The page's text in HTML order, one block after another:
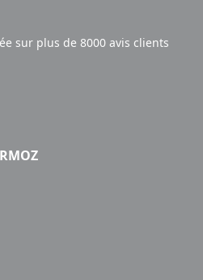
sur plus de 8000 avis clients